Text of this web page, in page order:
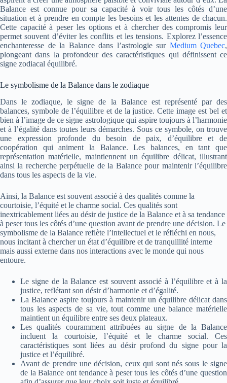
Balance est connue pour sa capacité à voir tous les côtés d’une
situation et à prendre en compte les besoins et les attentes de chacun.
Cette capacité à peser les options et à chercher des compromis leur
permet souvent d’éviter les conflits et les tensions. Explorez l’essence
enchanteresse de la Balance dans l’astrologie sur Medium Quebec,
plongeant dans la profondeur des caractéristiques qui définissent ce
signe zodiacal équilibré.
Le symbolisme de la Balance dans le zodiaque
Dans le zodiaque, le signe de la Balance est représenté par des
balances, symbole de l’équilibre et de la justice. Cette image est bel et
bien à l’image de ce signe astrologique qui aspire toujours à l’harmonie
et à l’égalité dans toutes leurs démarches. Sous ce symbole, on trouve
une expression profonde du besoin de paix, d’équilibre et de
coopération qui animent la Balance. Les balances, en tant que
représentation matérielle, maintiennent un équilibre délicat, illustrant
ainsi la recherche perpétuelle de la Balance pour maintenir l’équilibre
dans tous les aspects de la vie.
Ainsi, la Balance est souvent associé à des qualités comme la
courtoisie, l’équité et le charme social. Ces qualités sont
inextricablement liées au désir de justice de la Balance et à sa tendance
à peser tous les côtés d’une question avant de prendre une décision. Le
symbolisme de la Balance reflète l’intellectuel et le réfléchi en nous,
nous incitant à chercher un état d’équilibre et de tranquillité interne
mais aussi externe dans nos interactions avec le monde qui nous
entoure.
Le signe de la Balance est souvent associé à l’équilibre et à la
justice, reflétant son désir d’harmonie et d’égalité.
La Balance aspire toujours à maintenir un équilibre délicat dans
tous les aspects de sa vie, tout comme une balance matérielle
maintient un équilibre entre ses deux plateaux.
Les qualités couramment attribuées au signe de la Balance
incluent la courtoisie, l’équité et le charme social. Ces
caractéristiques sont liées au désir profond du signe pour la
justice et l’équilibré.
Avant de prendre une décision, ceux qui sont nés sous le signe
de la Balance ont tendance à peser tous les côtés d’une question